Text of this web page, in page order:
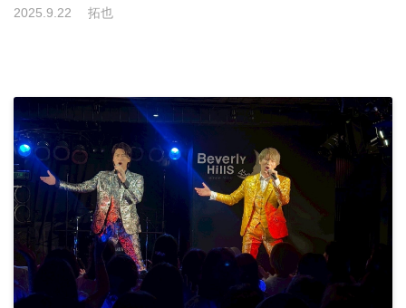
2025 9 22 拓也